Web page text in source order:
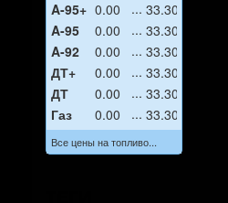
A-95+ 0.00
33.30
A-95
0.00
33.30
A-92
0.00
33.30
ДТ+
0.00
33.30
ДТ
0.00
33.30
Газ
0.00 33.30
Все цены на топливо...